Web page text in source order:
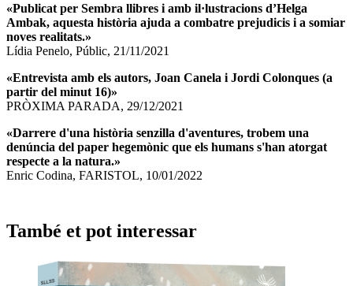
«Publicat per Sembra llibres i amb il·lustracions d’Helga
Ambak, aquesta història ajuda a combatre prejudicis i a somiar
noves realitats.»
Lídia Penelo, Públic, 21/11/2021
«Entrevista amb els autors, Joan Canela i Jordi Colonques (a
partir del minut 16)»
PRÒXIMA PARADA, 29/12/2021
«Darrere d'una història senzilla d'aventures, trobem una
denúncia del paper hegemònic que els humans s'han atorgat
respecte a la natura.»
Enric Codina, FARISTOL, 10/01/2022
També et pot interessar